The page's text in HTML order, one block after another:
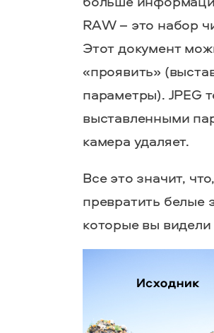
RAW – это набор
Этот документ
«проявить»
параметры). JPEG
выставленными
камера удаляет.
Все это значит,
превратить белые
которые вы